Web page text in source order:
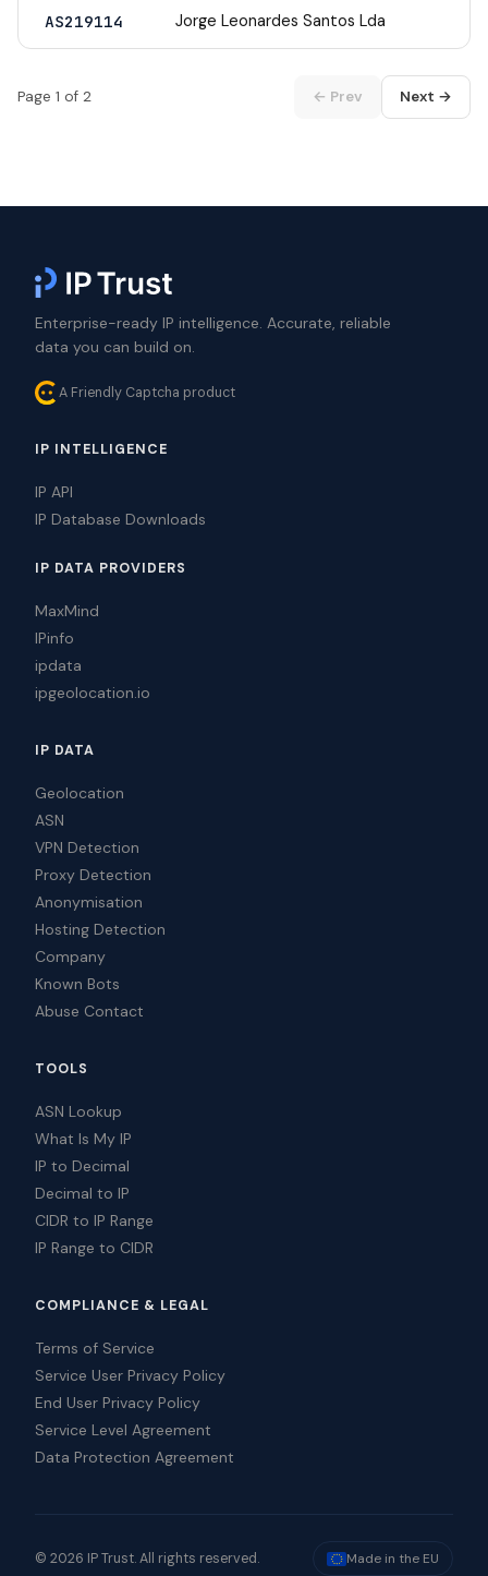
AS219114 Jorge Leonardes Santos Lda
Page 1 of 2 ← Prev Next →
Enterprise-ready IP intelligence. Accurate, reliable
data you can build on.
A Friendly Captcha product
IP INTELLIGENCE
IP API
IP Database Downloads
IP DATA PROVIDERS
MaxMind
IPinfo
ipdata
ipgeolocation.io
IP DATA
Geolocation
ASN
VPN Detection
Proxy Detection
Anonymisation
Hosting Detection
Company
Known Bots
Abuse Contact
TOOLS
ASN Lookup
What Is My IP
IP to Decimal
Decimal to IP
CIDR to IP Range
IP Range to CIDR
COMPLIANCE & LEGAL
Terms of Service
Service User Privacy Policy
End User Privacy Policy
Service Level Agreement
Data Protection Agreement
© 2026 IP Trust. All rights reserved. Made in the EU